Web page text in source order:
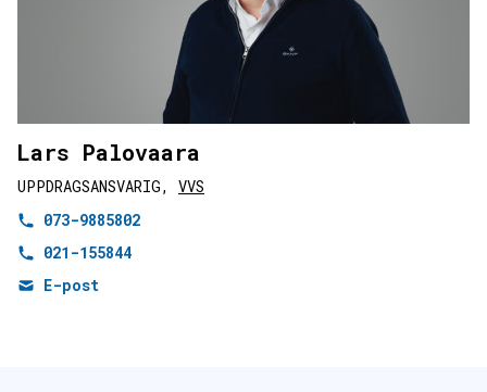
Lars Palovaara
UPPDRAGSANSVARIG, VVS
073-9885802
021-155844
E-post